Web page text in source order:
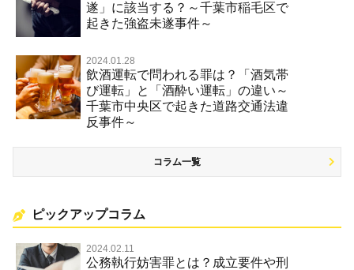
遂」に該当する？～千葉市稲毛区で
起きた強盗未遂事件～
2024.01.28
飲酒運転で問われる罪は？「酒気帯
び運転」と「酒酔い運転」の違い～
千葉市中央区で起きた道路交通法違
反事件～
コラム一覧
ピックアップコラム
2024.02.11
公務執行妨害罪とは？成立要件や刑